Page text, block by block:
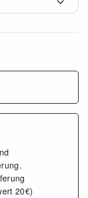
20€)